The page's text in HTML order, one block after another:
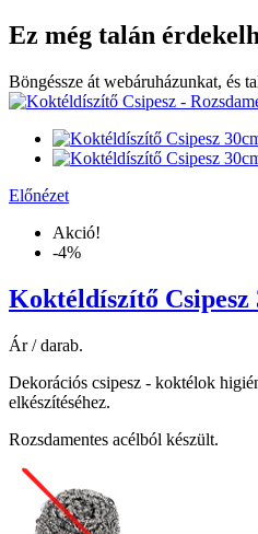
Ez még talán
Böngéssze át webáruházunkat, és
Előnézet
Akció!
-4%
Koktéldíszítő Csipesz
Ár / darab.
Dekorációs csipesz - koktélok
elkészítéséhez.
Rozsdamentes acélból készült.